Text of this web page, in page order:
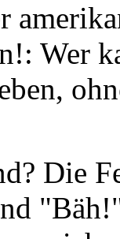
Wer
Die